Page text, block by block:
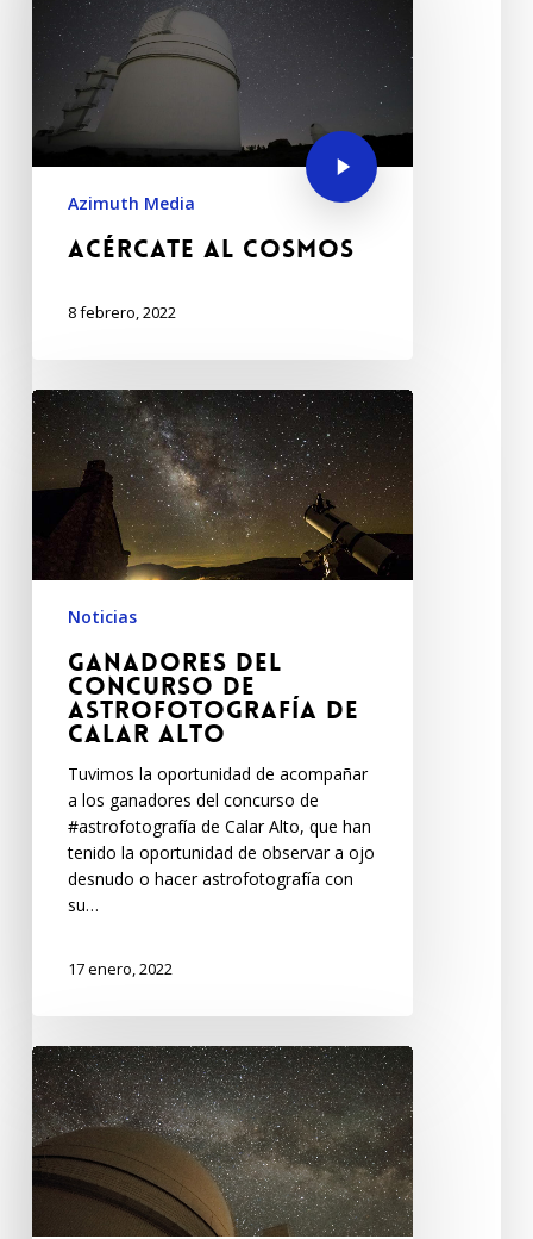
Azimuth Media
Acércate al Cosmos
8 febrero, 2022
Noticias
Ganadores del
concurso de
astrofotografía de
Calar Alto
Tuvimos la oportunidad de acompañar
a los ganadores del concurso de
#astrofotografía de Calar Alto, que han
tenido la oportunidad de observar a ojo
desnudo o hacer astrofotografía con
su…
17 enero, 2022